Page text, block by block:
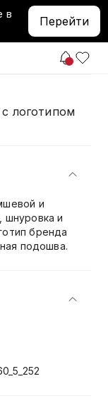
в
Перейти
логотипом
и
шнуровка и
бренда
подошва.